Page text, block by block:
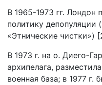
В 1965-1973 гг. Лондон
политику депопуляции
«Этнические чистки»)
В 1973 г. на о. Диего-
архипелага,
военная база; в 1977 г.